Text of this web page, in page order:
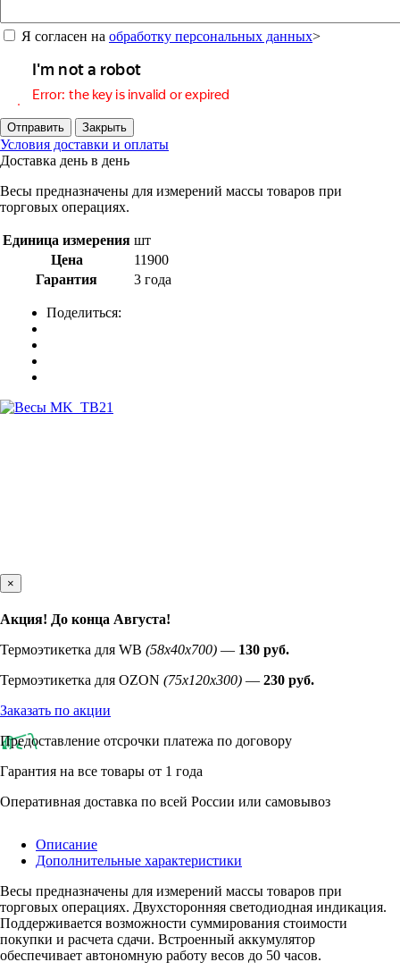
Я согласен на обработку персональных данных>
Отправить Закрыть
Условия доставки и оплаты
Доставка день в день
Весы предназначены для измерений массы товаров при
торговых операциях.
Единица измерения шт
Цена
11900
Гарантия
3 года
Поделиться:
×
Акция! До конца Августа!
Термоэтикетка для WB (58х40х700) — 130 руб.
Термоэтикетка для OZON (75х120х300) — 230 руб.
Заказать по акции
Предоставление отсрочки платежа по договору
Гарантия на все товары от 1 года
Оперативная доставка по всей России или самовывоз
Описание
Дополнительные характеристики
Весы предназначены для измерений массы товаров при
торговых операциях. Двухсторонняя светодиодная индикация.
Поддерживается возможности суммирования стоимости
покупки и расчета сдачи. Встроенный аккумулятор
обеспечивает автономную работу весов до 50 часов.